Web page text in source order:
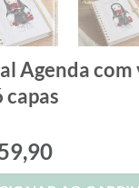
Agenda com
capas
O
preço